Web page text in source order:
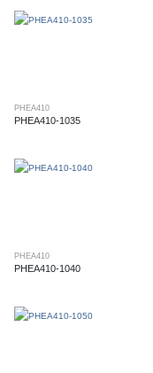
PHEA410
PHEA410-1035
PHEA410
PHEA410-1040